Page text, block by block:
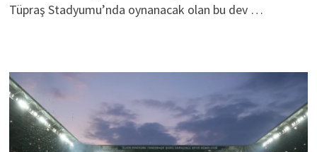
Tüpraş Stadyumu’nda oynanacak olan bu dev …